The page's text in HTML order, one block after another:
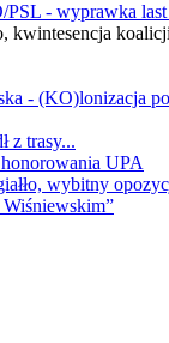
- wyprawka
kwintesencja
- (KO)lonizacja
z trasy...
UPA
wybitny
Wiśniewskim”